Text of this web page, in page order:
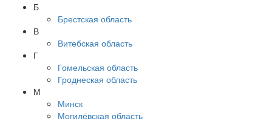
Б
Брестская область
В
Витебская область
Г
Гомельская область
Гроднеская область
М
Минск
Могилёвская область